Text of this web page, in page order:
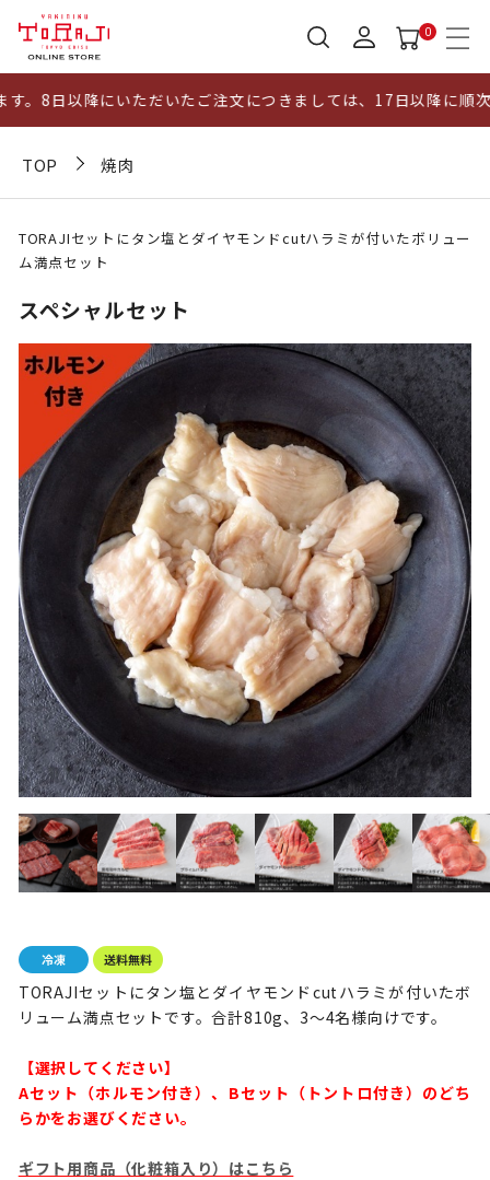
0
降にいただいたご注文につきましては、17日以降に順次発
TOP 焼肉
TORAJIセットにタン塩とダイヤモンドcutハラミが付いたボリュー
ム満点セット
スペシャルセット
TORAJIセットにタン塩とダイヤモンドcutハラミが付いたボ
リューム満点セットです。合計810g、3～4名様向けです。
【選択してください】
Aセット（ホルモン付き）、Bセット（トントロ付き）のどち
らかをお選びください。
ギフト用商品（化粧箱入り）はこちら